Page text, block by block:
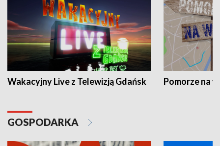
Wakacyjny Live z Telewizją Gdańsk Pomorze na
GOSPODARKA